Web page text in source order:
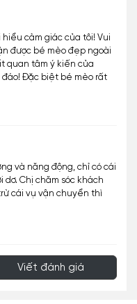
hiểu cảm giác của tôi! Vui
được bé mèo đẹp ngoài
quan tâm ý kiến của
Đặc biệt bé mèo rất
và năng động, chỉ có cái
Chị chăm sóc khách
cái vụ vận chuyển thì
Viết đánh giá